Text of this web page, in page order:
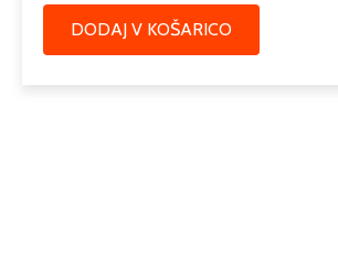
DODAJ V KOŠARICO